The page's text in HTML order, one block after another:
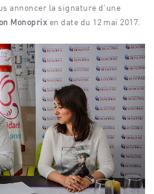
annoncer la signature d’une
Monoprix en date du 12 mai 2017.